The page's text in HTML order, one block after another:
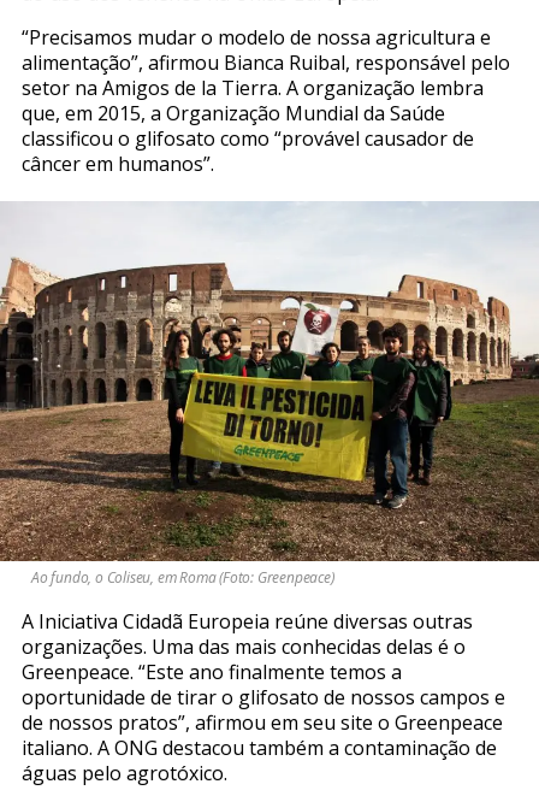
“Precisamos mudar o modelo de nossa agricultura e
alimentação”, afirmou Bianca Ruibal, responsável pelo
setor na Amigos de la Tierra. A organização lembra
que, em 2015, a Organização Mundial da Saúde
classificou o glifosato como “provável causador de
câncer em humanos”.
Ao fundo, o Coliseu, em Roma (Foto: Greenpeace)
A Iniciativa Cidadã Europeia reúne diversas outras
organizações. Uma das mais conhecidas delas é o
Greenpeace. “Este ano finalmente temos a
oportunidade de tirar o glifosato de nossos campos e
de nossos pratos”, afirmou em seu site o Greenpeace
italiano. A ONG destacou também a contaminação de
águas pelo agrotóxico.